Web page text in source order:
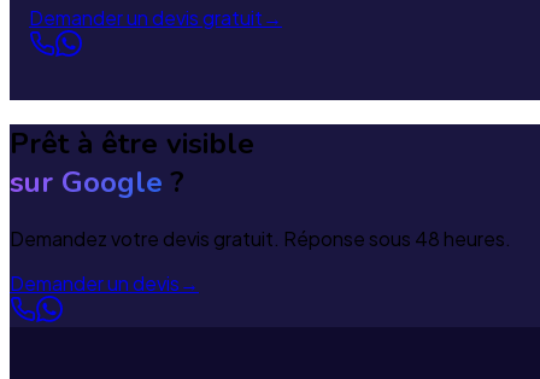
Demander un devis gratuit→
Prêt à être visible
sur Google ?
Demandez votre devis gratuit. Réponse sous 48 heures.
Demander un devis→